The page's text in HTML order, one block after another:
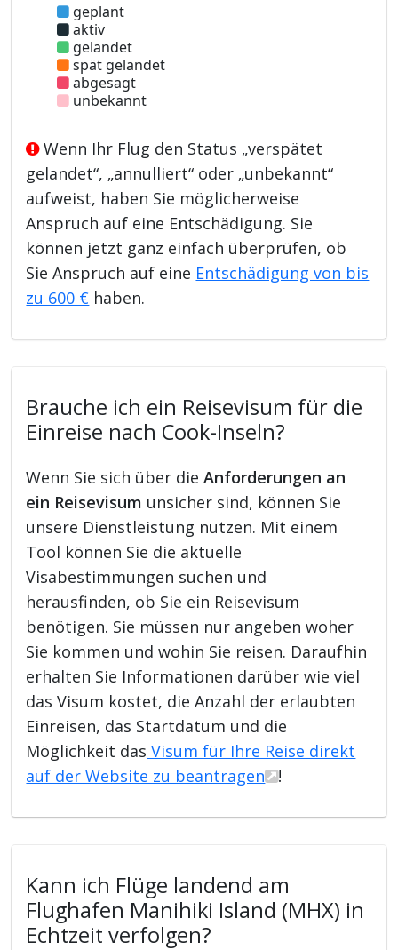
geplant
aktiv
gelandet
spät gelandet
abgesagt
unbekannt
Wenn Ihr Flug den Status „verspätet
gelandet“, „annulliert“ oder „unbekannt“
aufweist, haben Sie möglicherweise
Anspruch auf eine Entschädigung. Sie
können jetzt ganz einfach überprüfen, ob
Sie Anspruch auf eine Entschädigung von bis
zu 600 € haben.
Brauche ich ein Reisevisum für die
Einreise nach Cook-Inseln?
Wenn Sie sich über dieAnforderungen an
ein Reisevisum unsicher sind, können Sie
unsere Dienstleistung nutzen. Mit einem
Tool können Sie die aktuelle
Visabestimmungen suchen und
herausfinden, ob Sie ein Reisevisum
benötigen. Sie müssen nur angeben woher
Sie kommen und wohin Sie reisen. Daraufhin
erhalten Sie Informationen darüber wie viel
das Visum kostet, die Anzahl der erlaubten
Einreisen, das Startdatum und die
Möglichkeit das Visum für Ihre Reise direkt
auf der Website zu beantragen
!
Kann ich Flüge landend am
Flughafen Manihiki Island (MHX) in
Echtzeit verfolgen?